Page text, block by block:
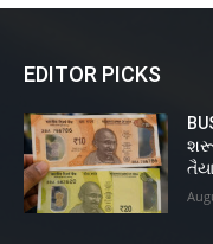
EDITOR PICKS